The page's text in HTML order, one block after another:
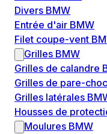
Divers BMW
Entrée d'air BMW
Filet coupe-vent
Grilles BMW
Grilles de calandre
Grilles de pare-
Grilles latérales
Housses de
Moulures BMW